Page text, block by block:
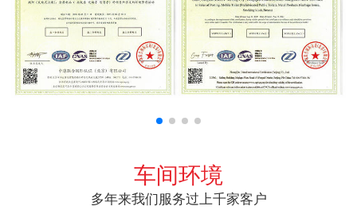
车间环境
多年来我们服务过上千家客户